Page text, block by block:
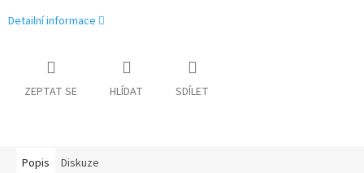
Detailní informace
ZEPTAT SE HLÍDAT SDÍLET
Popis Diskuze